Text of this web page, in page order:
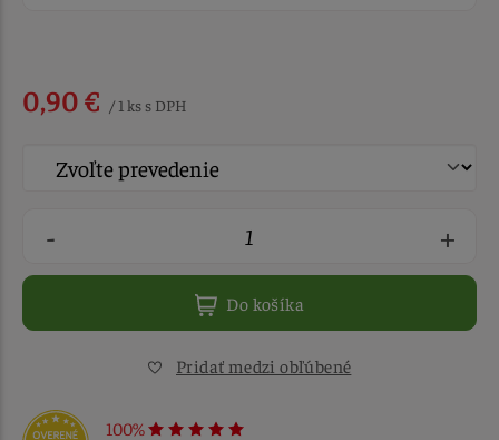
0,90 € / 1 ks s DPH
- +
Do košíka
Pridať medzi obľúbené
100%